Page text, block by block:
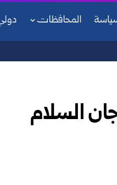
المحافظات
السلام